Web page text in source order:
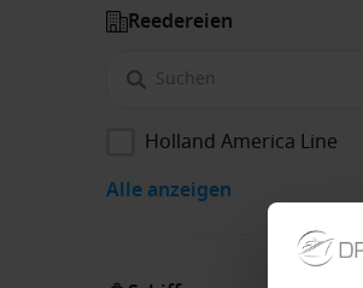
Reedereien
Holland America Line
Alle anzeigen